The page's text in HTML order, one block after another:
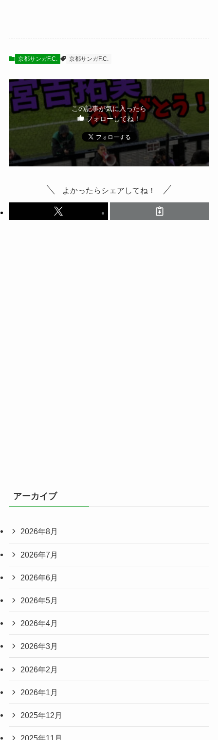
京都サンガF.C. 京都サンガF.C.
この記事が気に入ったら
フォローしてね！
よかったらシェアしてね！
アーカイブ
2026年8月
2026年7月
2026年6月
2026年5月
2026年4月
2026年3月
2026年2月
2026年1月
2025年12月
2025年11月